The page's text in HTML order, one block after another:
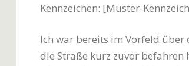
Kennzeichen: [Muster-
Ich war bereits im Vorfeld über
die Straße kurz zuvor